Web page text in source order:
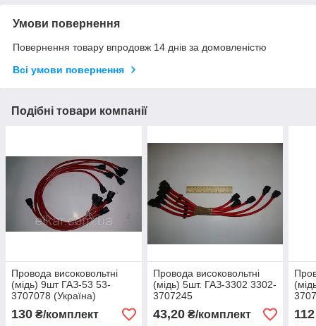
Умови повернення
Повернення товару впродовж 14 днів за домовленістю
Всі умови повернення
Подібні товари компанії
Провода високовольтні
(мідь) 9шт ГАЗ-53 53-
3707078 (Україна)
130 ₴/комплект
Провода високовольтні
(мідь) 5шт. ГАЗ-3302 3302-
3707245
43,20₴/комплект 112